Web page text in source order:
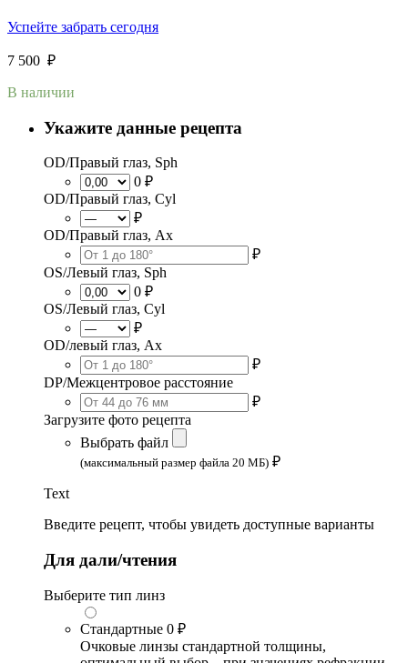
Успейте забрать сегодня
7 500 ₽
В наличии
Укажите данные рецепта
OD/Правый глаз, Sph
0 ₽
OD/Правый глаз, Cyl
₽
OD/Правый глаз, Ax
₽
OS/Левый глаз, Sph
0 ₽
OS/Левый глаз, Cyl
₽
OD/левый глаз, Ax
₽
DP/Межцентровое расстояние
₽
Загрузите фото рецепта
Выбрать файл
(максимальный размер файла 20 МБ) ₽
Text
Введите рецепт, чтобы увидеть доступные варианты
Для дали/чтения
Выберите тип линз
Стандартные 0 ₽
Очковые линзы стандартной толщины,